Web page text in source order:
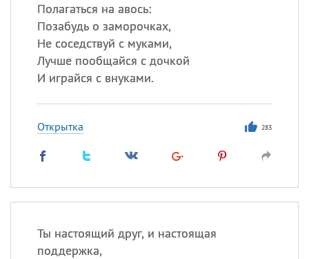
Полагаться на авось:
Позабудь о заморочках,
Не соседствуй с муками,
Лучше пообщайся с дочкой
И играйся с внуками.
Открытка 283
Ты настоящий друг, и настоящая
поддержка,